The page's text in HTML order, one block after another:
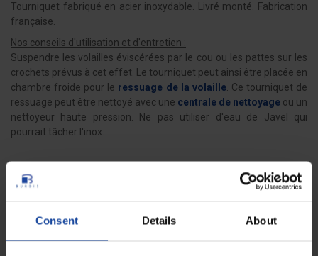
Consent Details About
Tourniquet fabriqué en acier inoxydable. Livré monté. Fabrication
française.
Nos conseils d'utilisation et d'entretien :
Suspendre les volailles éviscérées par le cou ou les pattes sur les
crochets prévus à cet effet. Le tourniquet peut ainsi être placée en
chambre froide pour le ressuage de la volaille. Ce tourniquet de
ressuage peut être nettoyé avec une centrale de nettoyage ou un
nettoyeur haute pression. Ne pas utiliser d'eau de Javel qui
pourrait tâcher l'inox.